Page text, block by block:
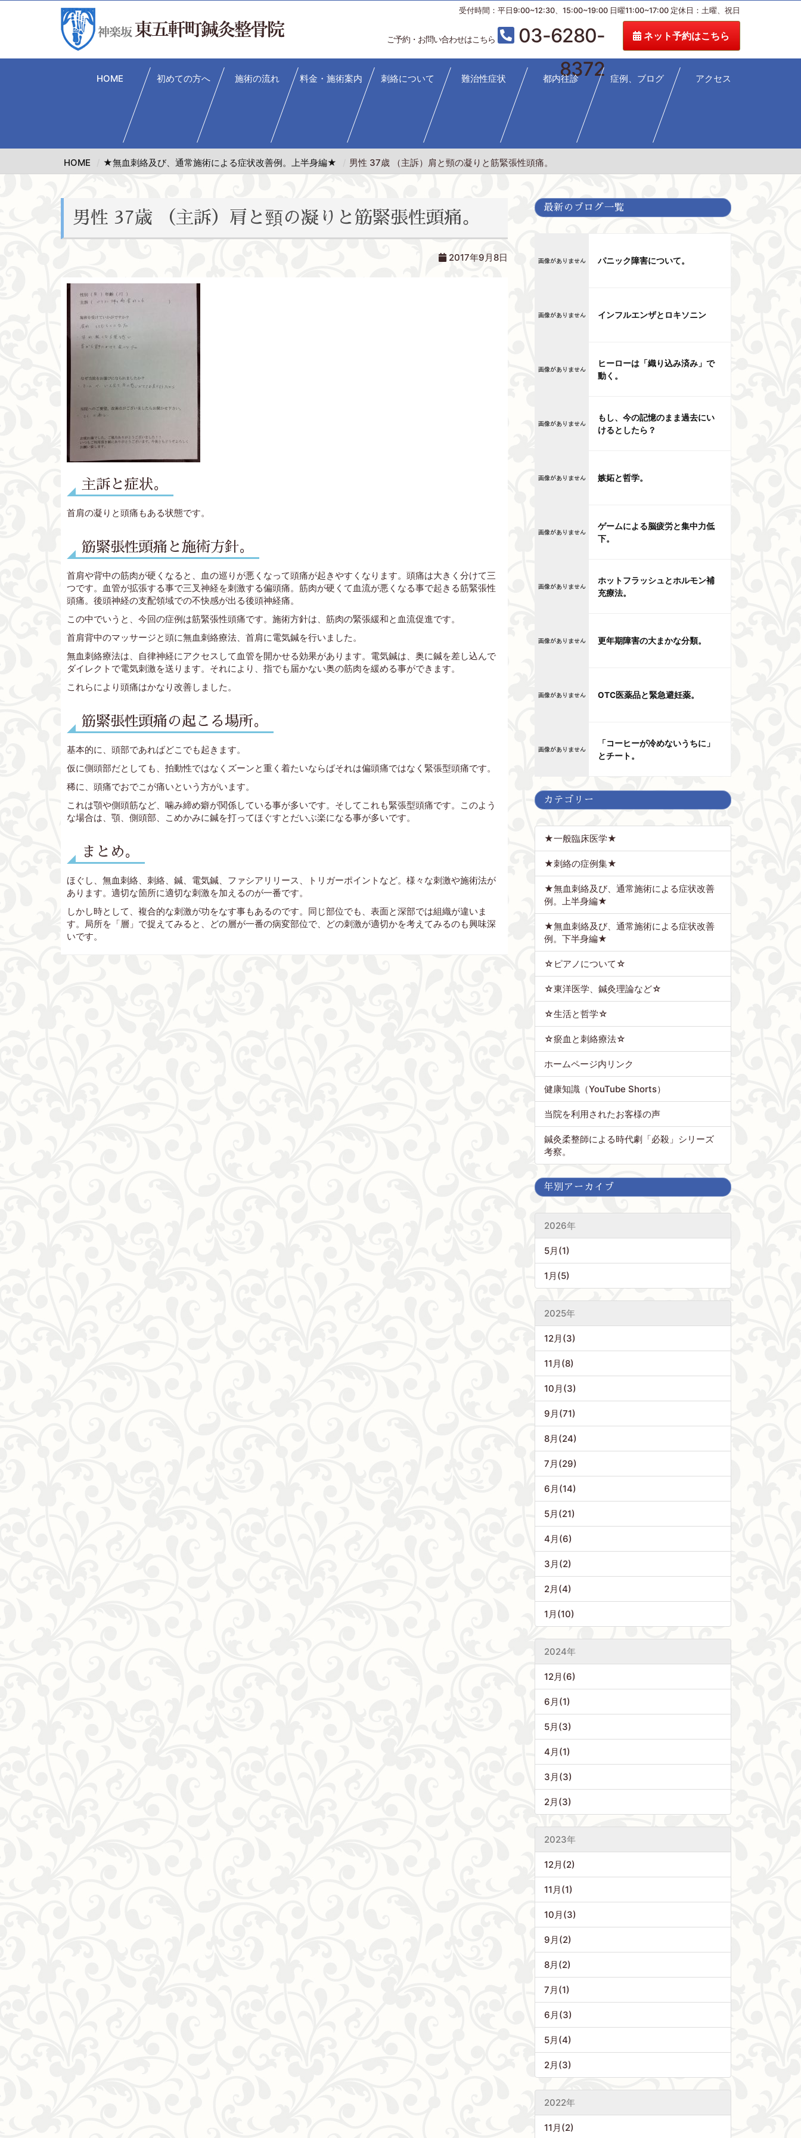
受付時間：平日9:00~12:30、15:00~19:00 日曜11:00~17:00 定休日：土曜、祝日
ご予約・お問い合わせはこちら
03-6280-
8372
ネット予約はこちら
HOME 初めての方へ 施術の流れ 料金・施術案内 刺絡について 難治性症状 都内往診 症例、ブログ アクセス
HOME ★無血刺絡及び、通常施術による症状改善例。上半身編★ 男性 37歳 （主訴）肩と頸の凝りと筋緊張性頭痛。
男性 37歳 （主訴）肩と頸の凝りと筋緊張性頭痛。
2017年9月8日
主訴と症状。
首肩の凝りと頭痛もある状態です。
筋緊張性頭痛と施術方針。
首肩や背中の筋肉が硬くなると、血の巡りが悪くなって頭痛が起きやすくなります。頭痛は大きく分けて三
つです。血管が拡張する事で三叉神経を刺激する偏頭痛。筋肉が硬くて血流が悪くなる事で起きる筋緊張性
頭痛。後頭神経の支配領域での不快感が出る後頭神経痛。
この中でいうと、今回の症例は筋緊張性頭痛です。施術方針は、筋肉の緊張緩和と血流促進です。
首肩背中のマッサージと頭に無血刺絡療法、首肩に電気鍼を行いました。
無血刺絡療法は、自律神経にアクセスして血管を開かせる効果があります。電気鍼は、奥に鍼を差し込んで
ダイレクトで電気刺激を送ります。それにより、指でも届かない奥の筋肉を緩める事ができます。
これらにより頭痛はかなり改善しました。
筋緊張性頭痛の起こる場所。
基本的に、頭部であればどこでも起きます。
仮に側頭部だとしても、拍動性ではなくズーンと重く着たいならばそれは偏頭痛ではなく緊張型頭痛です。
稀に、頭痛でおでこが痛いという方がいます。
これは顎や側頭筋など、噛み締め癖が関係している事が多いです。そしてこれも緊張型頭痛です。このよう
な場合は、顎、側頭部、こめかみに鍼を打ってほぐすとだいぶ楽になる事が多いです。
まとめ。
ほぐし、無血刺絡、刺絡、鍼、電気鍼、ファシアリリース、トリガーポイントなど。様々な刺激や施術法が
あります。適切な箇所に適切な刺激を加えるのが一番です。
しかし時として、複合的な刺激が功をなす事もあるのです。同じ部位でも、表面と深部では組織が違いま
す。局所を「層」で捉えてみると、どの層が一番の病変部位で、どの刺激が適切かを考えてみるのも興味深
いです。
最新のブログ一覧
パニック障害について。
インフルエンザとロキソニン
ヒーローは「織り込み済み」で
動く。
もし、今の記憶のまま過去にい
けるとしたら？
嫉妬と哲学。
ゲームによる脳疲労と集中力低
下。
ホットフラッシュとホルモン補
充療法。
更年期障害の大まかな分類。
OTC医薬品と緊急避妊薬。
「コーヒーが冷めないうちに」
とチート。
カテゴリー
★一般臨床医学★
★刺絡の症例集★
★無血刺絡及び、通常施術による症状改善
例。上半身編★
★無血刺絡及び、通常施術による症状改善
例。下半身編★
☆ピアノについて☆
☆東洋医学、鍼灸理論など☆
☆生活と哲学☆
☆瘀血と刺絡療法☆
ホームページ内リンク
健康知識（YouTube Shorts）
当院を利用されたお客様の声
鍼灸柔整師による時代劇「必殺」シリーズ
考察。
年別アーカイブ
2026年
5月(1)
1月(5)
2025年
12月(3)
11月(8)
10月(3)
9月(71)
8月(24)
7月(29)
6月(14)
5月(21)
4月(6)
3月(2)
2月(4)
1月(10)
2024年
12月(6)
6月(1)
5月(3)
4月(1)
3月(3)
2月(3)
2023年
12月(2)
11月(1)
10月(3)
9月(2)
8月(2)
7月(1)
6月(3)
5月(4)
2月(3)
2022年
11月(2)